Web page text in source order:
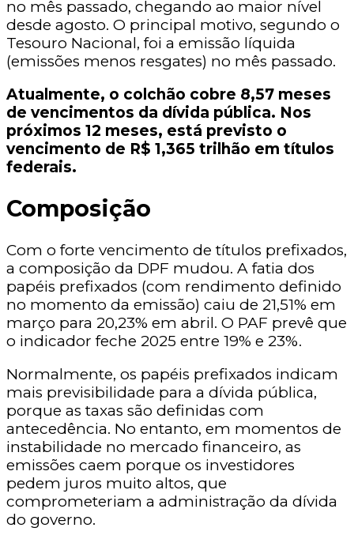
no mês passado, chegando ao maior nível
desde agosto. O principal motivo, segundo o
Tesouro Nacional, foi a emissão líquida
(emissões menos resgates) no mês passado.
Atualmente, o colchão cobre 8,57 meses
de vencimentos da dívida pública. Nos
próximos 12 meses, está previsto o
vencimento de R$ 1,365 trilhão em títulos
federais.
Composição
Com o forte vencimento de títulos prefixados,
a composição da DPF mudou. A fatia dos
papéis prefixados (com rendimento definido
no momento da emissão) caiu de 21,51% em
março para 20,23% em abril. O PAF prevê que
o indicador feche 2025 entre 19% e 23%.
Normalmente, os papéis prefixados indicam
mais previsibilidade para a dívida pública,
porque as taxas são definidas com
antecedência. No entanto, em momentos de
instabilidade no mercado financeiro, as
emissões caem porque os investidores
pedem juros muito altos, que
comprometeriam a administração da dívida
do governo.